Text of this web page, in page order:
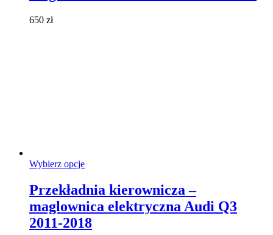
650 zł
Wybierz opcjeTen
ma
wiele
wariantów.
Opcje
można
Przekładnia kierownicza –
maglownica elektryczna Audi Q3
2011-2018